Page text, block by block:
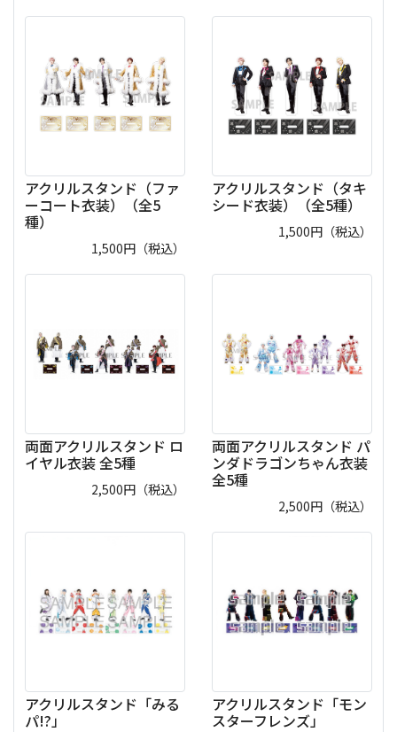
アクリルスタンド（ファ
ーコート衣装）（全5
種）
1,500円（税込）
アクリルスタンド（タキ
シード衣装）（全5種）
1,500円（税込）
両面アクリルスタンド ロ
イヤル衣装 全5種
2,500円（税込）
両面アクリルスタンド パ
ンダドラゴンちゃん衣装
全5種
2,500円（税込）
アクリルスタンド「みる
パ!?」
アクリルスタンド「モン
スターフレンズ」